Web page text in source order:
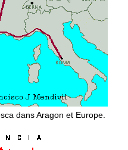
dans Aragon et Europe.